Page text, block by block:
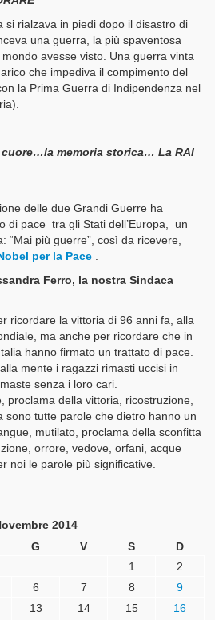
si rialzava in piedi dopo il disastro di
una guerra, la più spaventosa
avesse visto. Una guerra vinta
che impediva il compimento del
la Prima Guerra di Indipendenza nel
cuore…la memoria storica… La RAI
delle due Grandi Guerre ha
di pace tra gli Stati dell’Europa, un
“Mai più guerre”, così da ricevere,
per la Pace
Ferro, la nostra Sindaca
ricordare la vittoria di 96 anni fa, alla
ma anche per ricordare che in
hanno firmato un trattato di pace.
mente i ragazzi rimasti uccisi in
senza i loro cari.
proclama della vittoria, ricostruzione,
sono tutte parole che dietro hanno un
mutilato, proclama della sconfitta
orrore, vedove, orfani, acque
noi le parole più significative.
2014
G V S
D
1
2
6 7 8
9
13 14 15
16